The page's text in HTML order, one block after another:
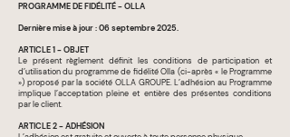
PROGRAMME DE FIDÉLITÉ - OLLA
Dernière mise à jour : 06 septembre 2025.
ARTICLE 1 - OBJET
Le présent règlement définit les conditions de participation et
d’utilisation du programme de fidélité Olla (ci-après « le Programme
») proposé par la société OLLA GROUPE. L’adhésion au Programme
implique l’acceptation pleine et entière des présentes conditions
par le client.
ARTICLE 2 - ADHÉSION